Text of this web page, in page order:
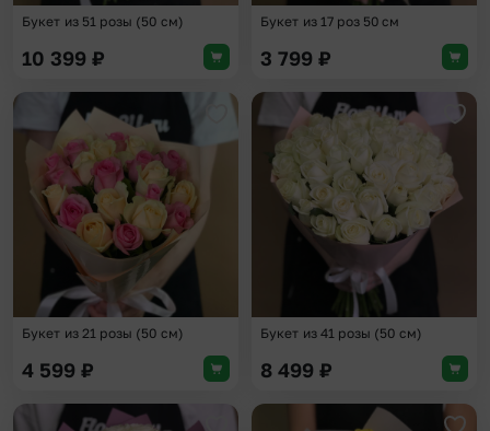
Букет из 51 розы (50 см)
10 399 ₽
Букет из 17 роз 50 см
3 799 ₽
Добавить в избранное
Букет из 21 розы (50 см)
4 599 ₽
Букет из 41 розы (50 см)
8 499 ₽